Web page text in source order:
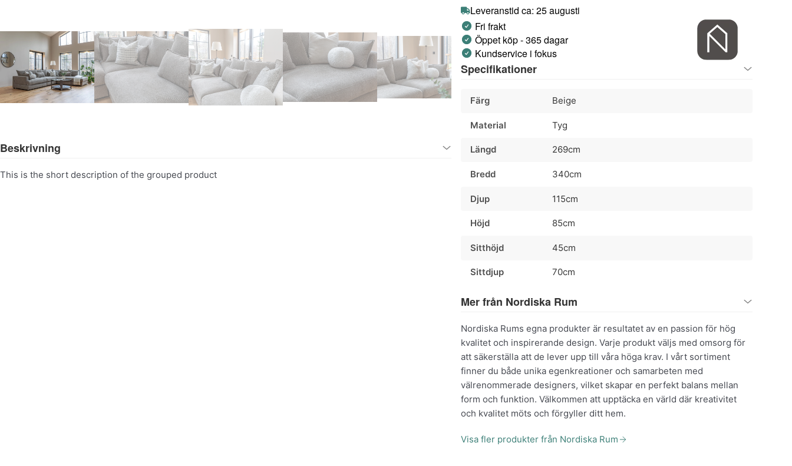
Beskrivning
This is the short description of the grouped product
Leveranstid ca: 25 augusti
Fri frakt
Öppet köp - 365 dagar
Kundservice i fokus
Specifikationer
Färg Beige
Material Tyg
Längd 269cm
Bredd 340cm
Djup 115cm
Höjd 85cm
Sitthöjd 45cm
Sittdjup 70cm
Mer från Nordiska Rum
Nordiska Rums egna produkter är resultatet av en passion för hög
kvalitet och inspirerande design. Varje produkt väljs med omsorg för
att säkerställa att de lever upp till våra höga krav. I vårt sortiment
finner du både unika egenkreationer och samarbeten med
välrenommerade designers, vilket skapar en perfekt balans mellan
form och funktion. Välkommen att upptäcka en värld där kreativitet
och kvalitet möts och förgyller ditt hem.
Visa fler produkter från Nordiska Rum